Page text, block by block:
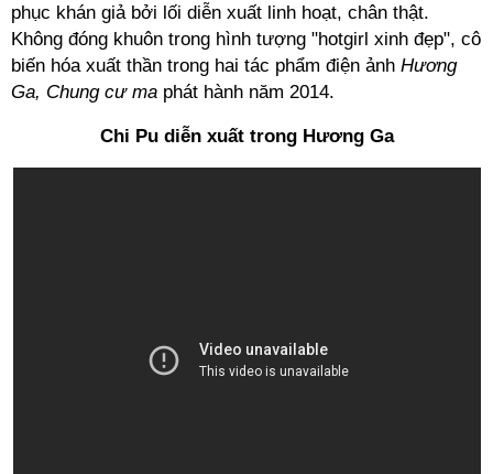
phục khán giả bởi lối diễn xuất linh hoạt, chân thật.
Không đóng khuôn trong hình tượng "hotgirl xinh đẹp", cô
biến hóa xuất thần trong hai tác phẩm điện ảnh Hương
Ga, Chung cư ma phát hành năm 2014.
Chi Pu diễn xuất trong Hương Ga